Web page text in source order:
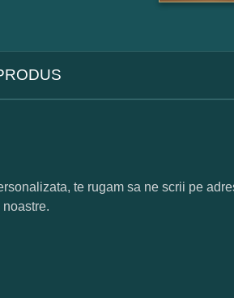
te rugam sa ne scrii pe